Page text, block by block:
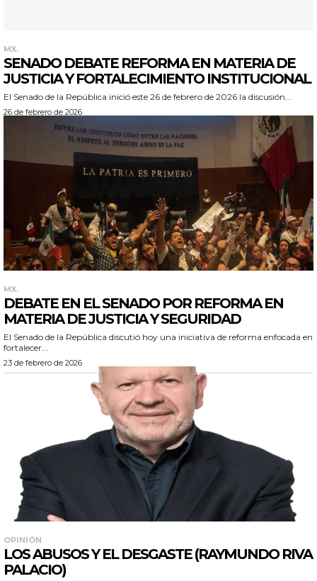
MX.
SENADO DEBATE REFORMA EN MATERIA DE
JUSTICIA Y FORTALECIMIENTO INSTITUCIONAL
El Senado de la República inició este 26 de febrero de 2026 la discusión...
26 de febrero de 2026
MX.
DEBATE EN EL SENADO POR REFORMA EN
MATERIA DE JUSTICIA Y SEGURIDAD
El Senado de la República discutió hoy una iniciativa de reforma enfocada en
fortalecer...
23 de febrero de 2026
OPINIÓN
LOS ABUSOS Y EL DESGASTE (RAYMUNDO RIVA
PALACIO)